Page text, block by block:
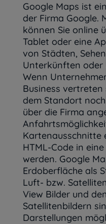
Google Maps ist
der Firma Google.
können Sie online
Tablet oder eine
von Städten,
Unterkünften oder
Wenn
Business
dem Standort
über die Firma
Kartenausschnitte
HTML-Code in
werden. Google
Erdoberfläche als
Luft- bzw.
View Bilder und
Satellitenbildern
Darstellungen